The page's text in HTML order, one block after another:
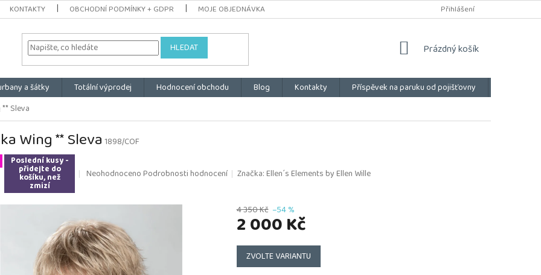
KONTAKTY OBCHODNÍ PODMÍNKY + GDPR MOJE OBJEDNÁVKA Přihlášení
HLEDAT
NÁKUPNÍ
Prázdný košík
a šátky Totální výprodej Hodnocení obchodu Blog Kontakty Příspěvek na paruku od pojišťovny
Sleva
Wing ** Sleva 1898/COF
Poslední kusy -
přidejte do
košíku, než
zmizí
Průměrné
je
0,0
z
5
hvězdiček.
NeohodnocenoPodrobnosti hodnocení Značka:Ellen´s Elements by Ellen Wille
4 350 Kč –54 %
2 000 Kč
Měrná
cena:
ZVOLTE VARIANTU